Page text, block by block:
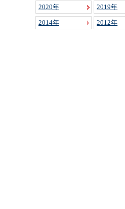
2020 2019
2014 2012